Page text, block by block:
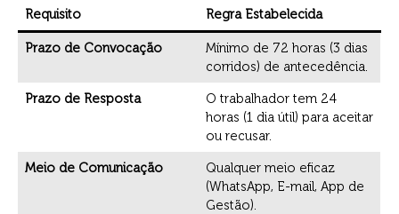
Requisito Regra Estabelecida
Prazo de Convocação
Mínimo de 72 horas (3 dias
corridos) de antecedência.
Prazo de Resposta
O trabalhador tem 24
horas (1 dia útil) para aceitar
ou recusar.
Meio de Comunicação
Qualquer meio eficaz
(WhatsApp, E-mail, App de
Gestão).